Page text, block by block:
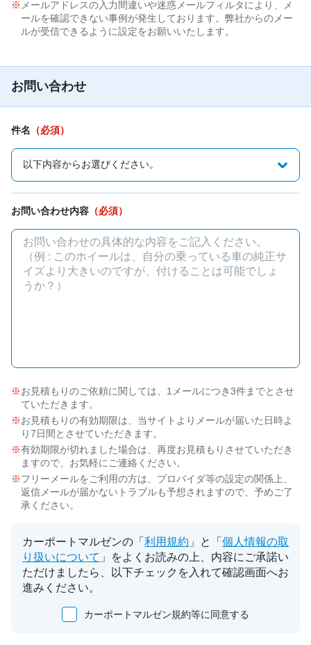
メールアドレスの入力間違いや迷惑メールフィルタにより、メ
ールを確認できない事例が発生しております。弊社からのメー
ルが受信できるように設定をお願いいたします。
お問い合わせ
件名 （必須）
お問い合わせ内容 （必須）
お見積もりのご依頼に関しては、1メールにつき3件までとさせ
ていただきます。
お見積もりの有効期限は、当サイトよりメールが届いた日時よ
り7日間とさせていただきます。
有効期限が切れました場合は、再度お見積もりさせていただき
ますので、お気軽にご連絡ください。
フリーメールをご利用の方は、プロバイダ等の設定の関係上、
返信メールが届かないトラブルも予想されますので、予めご了
承ください。
カーポートマルゼンの「 利用規約 」と「 個人情報の取
り扱いについて 」をよくお読みの上、内容にご承諾い
ただけましたら、以下チェックを入れて確認画面へお
進みください。
カーポートマルゼン規約等に同意する